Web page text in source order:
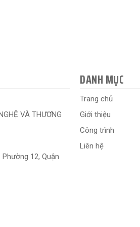
VÀ THƯƠNG
12, Quận
DANH MỤC
Trang chủ
Giới thiệu
Công trình
Liên hệ